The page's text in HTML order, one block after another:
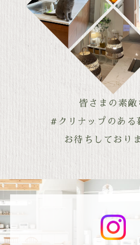
皆さまの素敵
#クリナップのある
お待ちしており